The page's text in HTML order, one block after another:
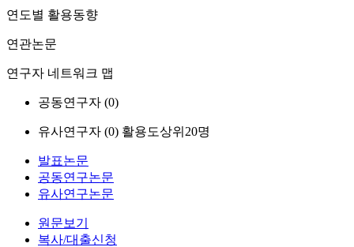
연도별 활용동향
연관논문
연구자 네트워크 맵
공동연구자 (0)
유사연구자 (0) 활용도상위20명
발표논문
공동연구논문
유사연구논문
원문보기
복사/대출신청